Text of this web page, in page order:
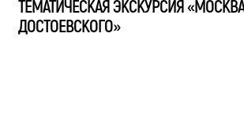
ТЕМАТИЧЕСКАЯ ЭКСКУРСИЯ «МОСКВА
ДОСТОЕВСКОГО»